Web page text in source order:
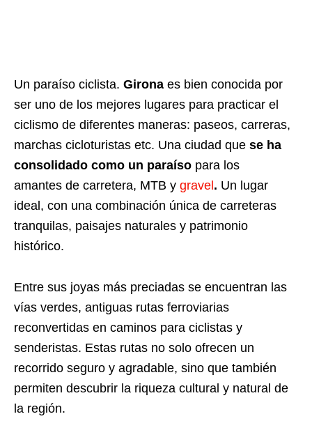
Un paraíso ciclista. Girona es bien conocida por
ser uno de los mejores lugares para practicar el
ciclismo de diferentes maneras: paseos, carreras,
marchas cicloturistas etc. Una ciudad que se ha
consolidado como un paraíso para los
amantes de carretera, MTB y gravel . Un lugar
ideal, con una combinación única de carreteras
tranquilas, paisajes naturales y patrimonio
histórico.
Entre sus joyas más preciadas se encuentran las
vías verdes, antiguas rutas ferroviarias
reconvertidas en caminos para ciclistas y
senderistas. Estas rutas no solo ofrecen un
recorrido seguro y agradable, sino que también
permiten descubrir la riqueza cultural y natural de
la región.